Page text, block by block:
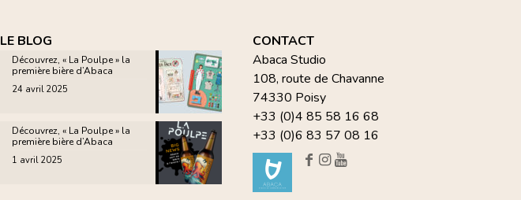
LE BLOG
Découvrez, « La Poulpe » la
première bière d’Abaca
24 avril 2025
Découvrez, « La Poulpe » la
première bière d’Abaca
1 avril 2025
CONTACT
Abaca Studio
108, route de Chavanne
74330 Poisy
+33 (0)4 85 58 16 68
+33 (0)6 83 57 08 16